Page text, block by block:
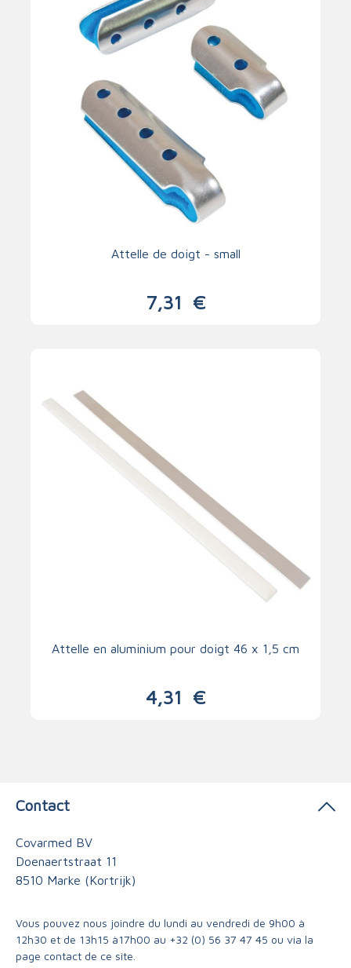
Attelle de doigt - small
7,31 €
Attelle en aluminium pour doigt 46 x 1,5 cm
4,31 €
Contact
Covarmed BV
Doenaertstraat 11
8510 Marke (Kortrijk)
Vous pouvez nous joindre du lundi au vendredi de 9h00 à
12h30 et de 13h15 à17h00 au +32 (0) 56 37 47 45 ou via la
page contact de ce site.